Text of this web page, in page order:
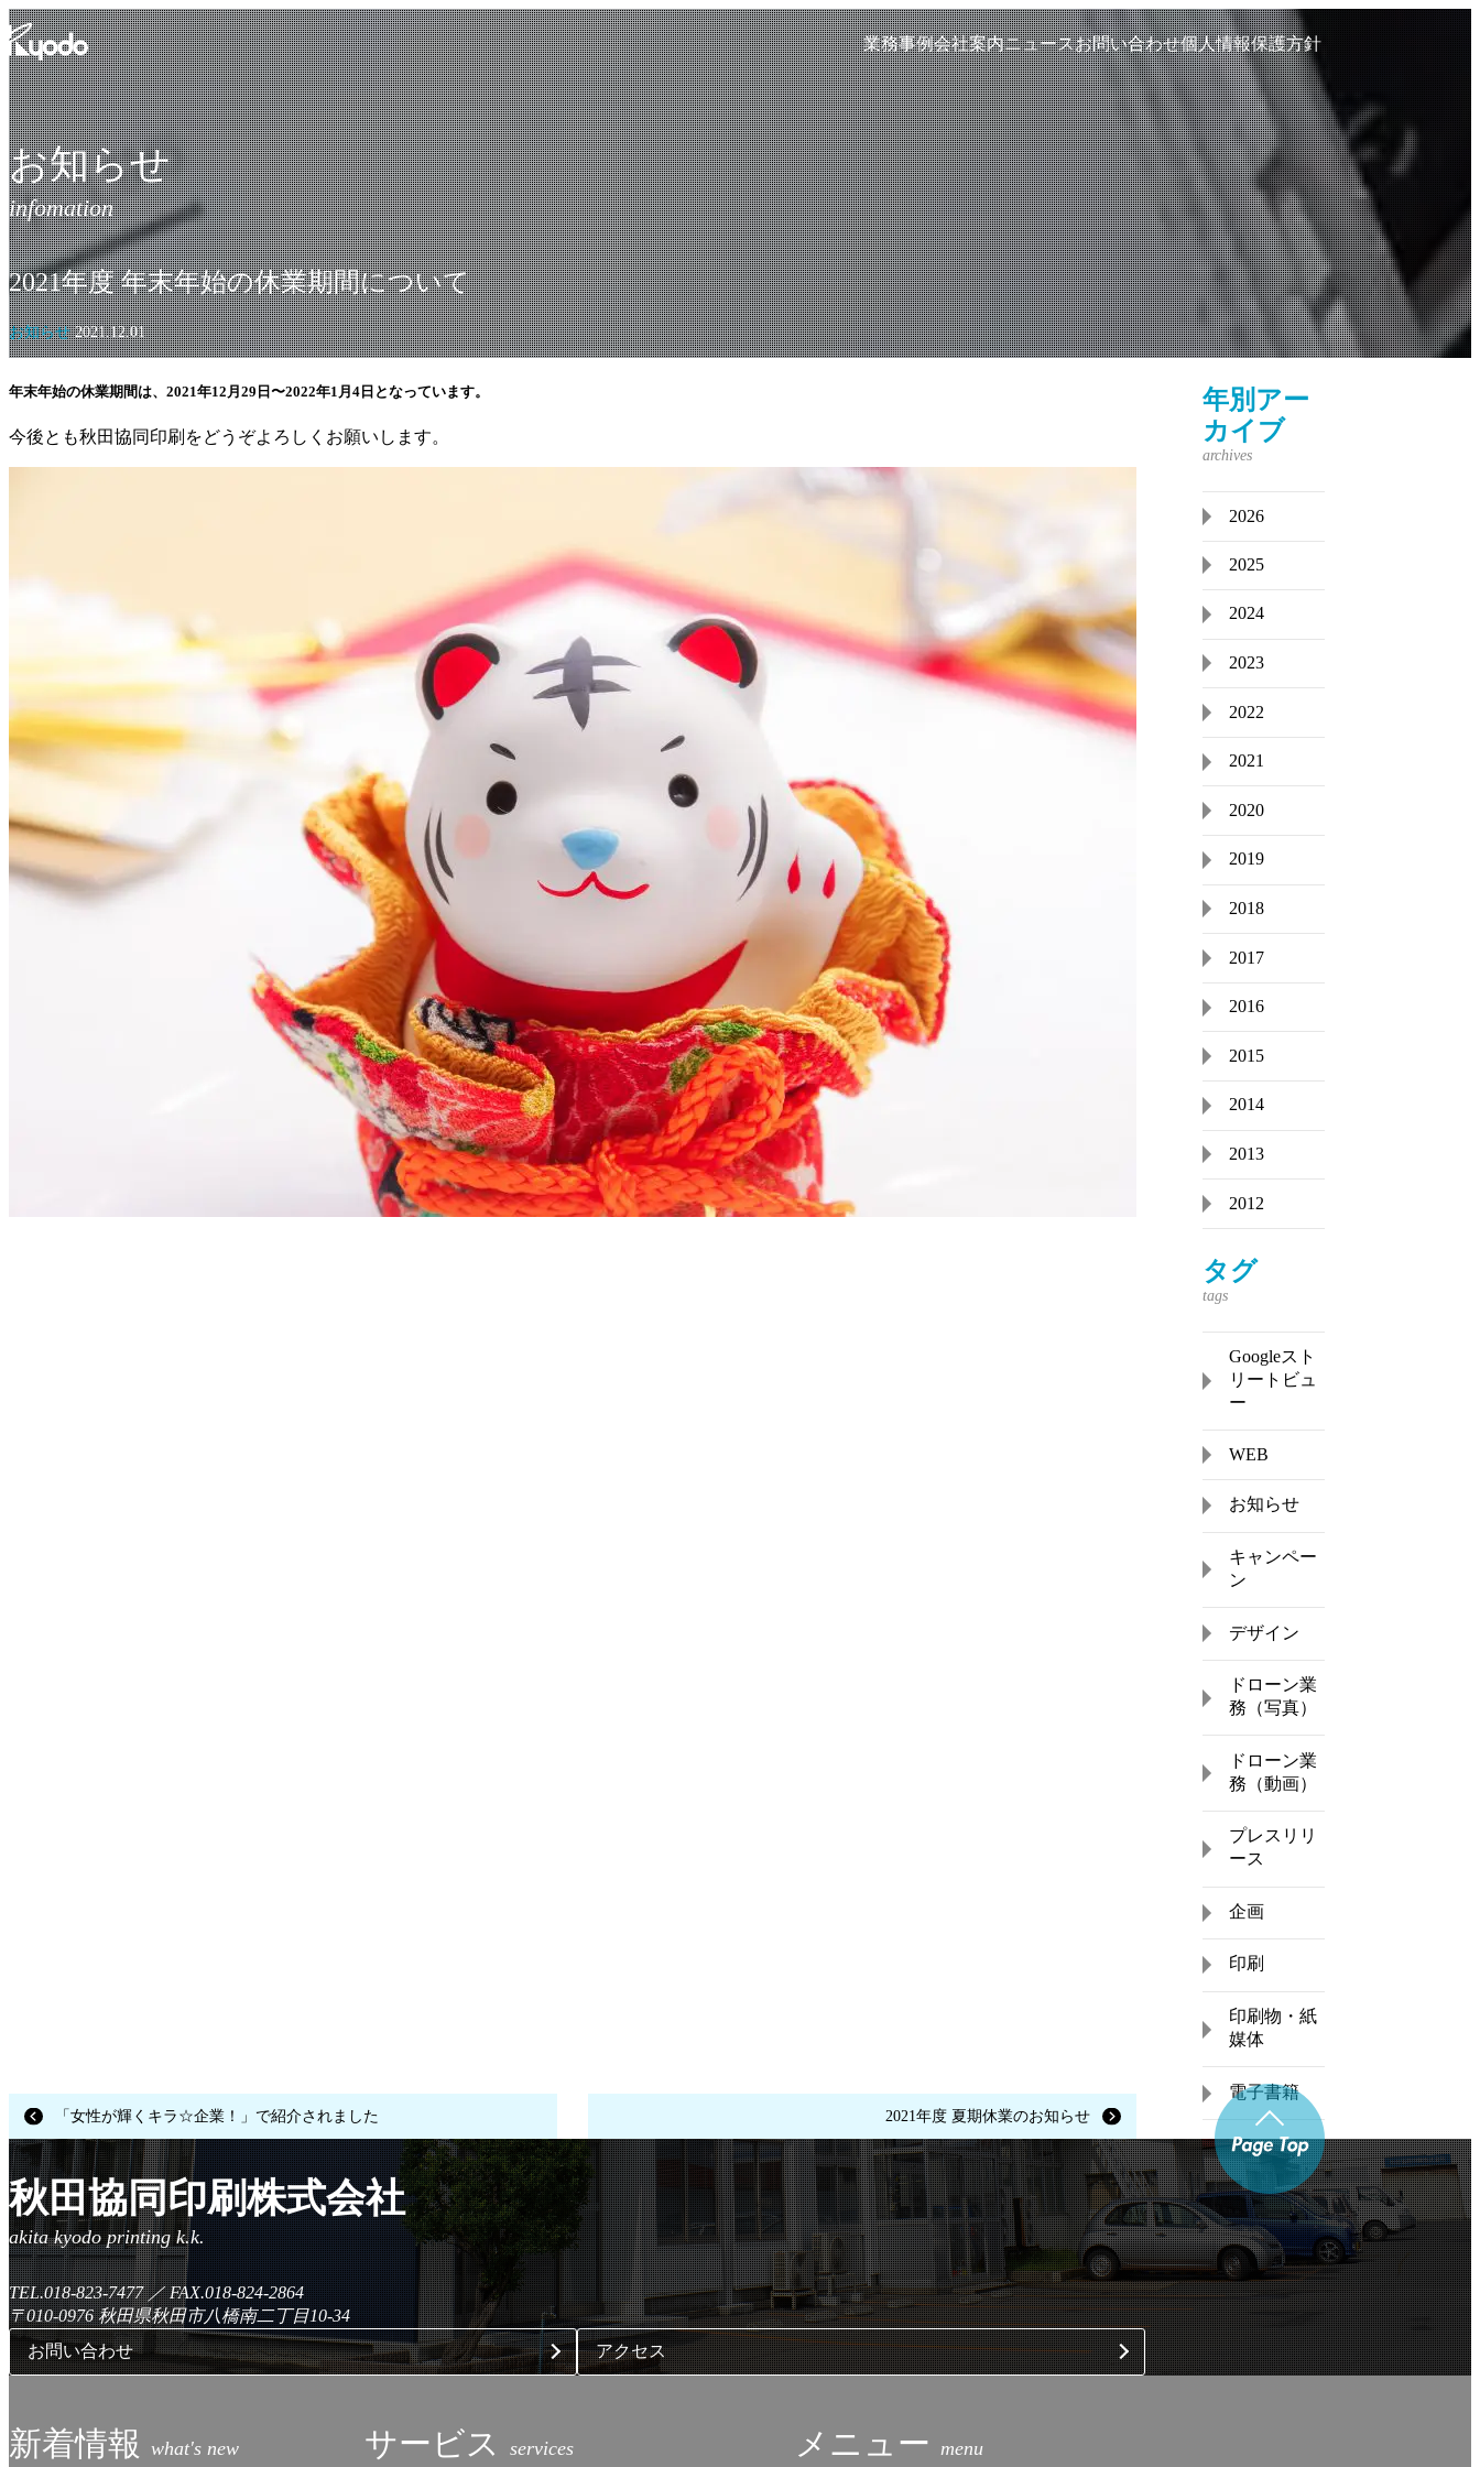
コ
ン
テ
ン
ツ
を
表
示
業務事例会社案内ニュースお問い合わせ個人情報保護方針
お知らせ
2021年度 年末年始の休業期間について
お知らせ 2021.12.01
年末年始の休業期間は、2021年12月29日〜2022年1月4日となっています。
今後とも秋田協同印刷をどうぞよろしくお願いします。
「女性が輝くキラ☆企業！」で紹介されました 2021年度 夏期休業のお知らせ
年別アー
カイブ
2026
2025
2024
2023
2022
2021
2020
2019
2018
2017
2016
2015
2014
2013
2012
タグ
Googleスト
リートビュ
ー
WEB
お知らせ
キャンペー
ン
デザイン
ドローン業
務（写真）
ドローン業
務（動画）
プレスリリ
ース
企画
印刷
印刷物・紙
媒体
電子書籍
秋田協同印刷株式会社
TEL.018-823-7477／FAX.018-824-2864
〒010-0976秋田県秋田市八橋南二丁目10-34
お問い合わせ
アクセス
新着情報 サービス メニュー